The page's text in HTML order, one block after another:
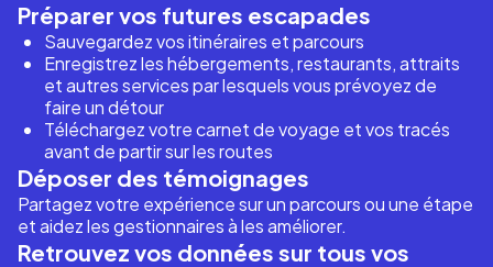
Préparer vos futures escapades
Sauvegardez vos itinéraires et parcours
Enregistrez les hébergements, restaurants, attraits
et autres services par lesquels vous prévoyez de
faire un détour
Téléchargez votre carnet de voyage et vos tracés
avant de partir sur les routes
Déposer des témoignages
Partagez votre expérience sur un parcours ou une étape
et aidez les gestionnaires à les améliorer.
Retrouvez vos données sur tous vos